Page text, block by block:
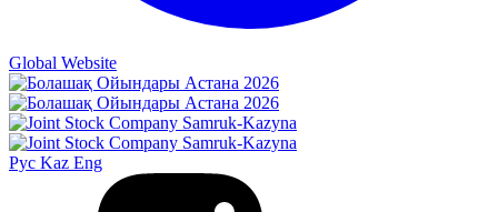
Global Website
Рус Kaz Eng